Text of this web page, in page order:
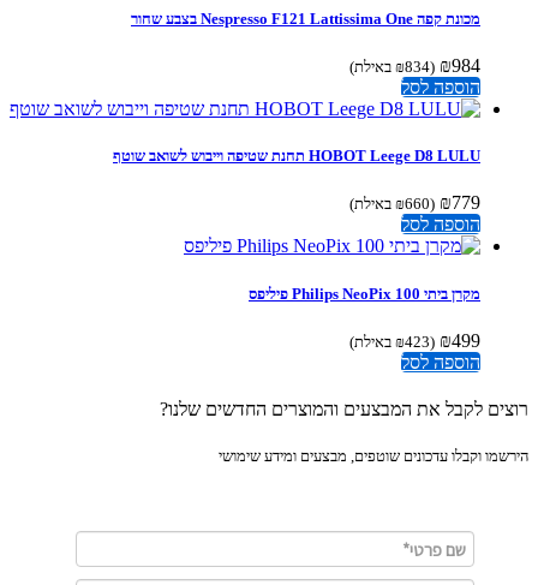
מכונת קפה Nespresso F121 Lattissima One בצבע שחור
₪
(
₪ 834 באילת)
הוספה לסל
HOBOT Leege D8 LULU תחנת שטיפה וייבוש לשואב שוטף
₪
(
₪ 660 באילת)
הוספה לסל
מקרן ביתי Philips NeoPix 100 פיליפס
₪
(
₪ 423 באילת)
הוספה לסל
לקבל את המבצעים והמוצרים החדשים שלנו?
וקבלו עדכונים שוטפים, מבצעים ומידע שימושי